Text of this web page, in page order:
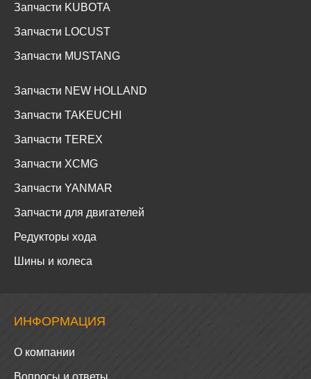
Запчасти KUBOTA
Запчасти LOCUST
Запчасти MUSTANG
Запчасти NEW HOLLAND
Запчасти TAKEUCHI
Запчасти TEREX
Запчасти XCMG
Запчасти YANMAR
Запчасти для двигателей
Редукторы хода
Шины и колеса
ИНФОРМАЦИЯ
О компании
Вопросы и ответы